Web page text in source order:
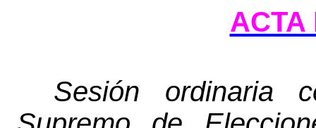
ACTA
Sesión ordinaria